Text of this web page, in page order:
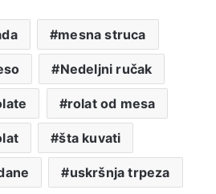
mesna struca
Nedeljni ručak
rolat od mesa
šta kuvati
uskršnja trpeza